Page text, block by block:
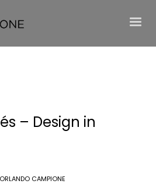
– Design in
ORLANDO CAMPIONE